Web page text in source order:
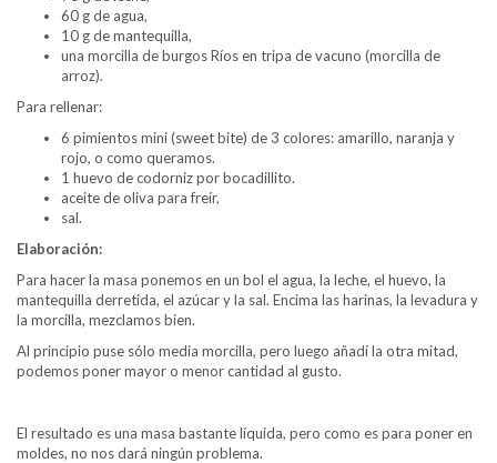
60 g de agua,
10 g de mantequilla,
una morcilla de burgos Ríos en tripa de vacuno (morcilla de
arroz).
Para rellenar:
6 pimientos mini (sweet bite) de 3 colores: amarillo, naranja y
rojo, o como queramos.
1 huevo de codorniz por bocadillito.
aceite de oliva para freír,
sal.
Elaboración:
Para hacer la masa ponemos en un bol el agua, la leche, el huevo, la
mantequilla derretida, el azúcar y la sal. Encima las harinas, la levadura y
la morcilla, mezclamos bien.
Al principio puse sólo media morcilla, pero luego añadí la otra mitad,
podemos poner mayor o menor cantidad al gusto.
El resultado es una masa bastante líquida, pero como es para poner en
moldes, no nos dará ningún problema.